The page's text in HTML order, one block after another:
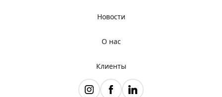
Новости
О нас
Клиенты